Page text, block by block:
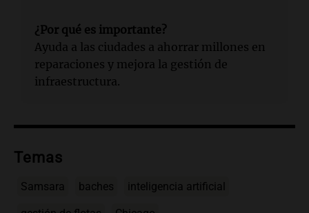
¿Por qué es importante?
Ayuda a las ciudades a ahorrar millones en
reparaciones y mejora la gestión de
infraestructura.
Temas
Samsara baches inteligencia artificial